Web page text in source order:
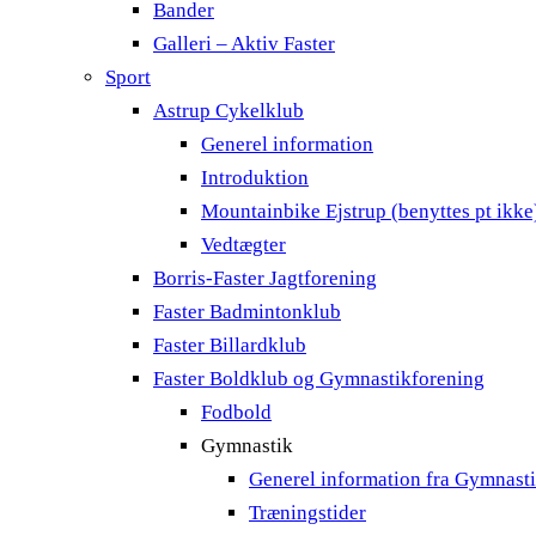
Bander
Galleri – Aktiv Faster
Sport
Astrup Cykelklub
Generel information
Introduktion
Mountainbike Ejstrup (benyttes pt
Vedtægter
Borris-Faster Jagtforening
Faster Badmintonklub
Faster Billardklub
Faster Boldklub og Gymnastikforening
Fodbold
Gymnastik
Generel information fra
Træningstider